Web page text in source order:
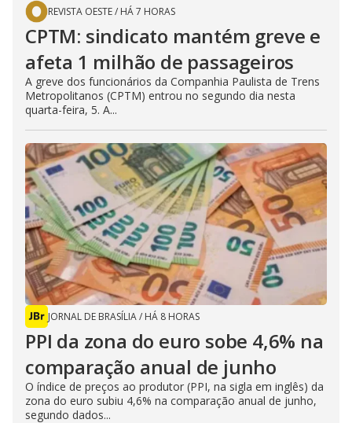
REVISTA OESTE/ HÁ 7 HORAS
CPTM: sindicato mantém greve e
afeta 1 milhão de passageiros
A greve dos funcionários da Companhia Paulista de Trens
Metropolitanos (CPTM) entrou no segundo dia nesta
quarta-feira, 5. A...
JORNAL DE BRASÍLIA/ HÁ 8 HORAS
PPI da zona do euro sobe 4,6% na
comparação anual de junho
O índice de preços ao produtor (PPI, na sigla em inglês) da
zona do euro subiu 4,6% na comparação anual de junho,
segundo dados...